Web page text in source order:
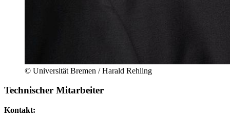
© Universität Bremen / Harald Rehling
Technischer Mitarbeiter
Kontakt: